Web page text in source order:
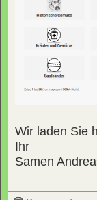
Wir laden Sie
Ihr
Samen